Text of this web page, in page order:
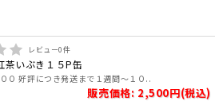
レビュー0件
茶いぶき１５P缶
０ 好評につき発送まで１週間～１０..
販売価格: 2,500円(税込)